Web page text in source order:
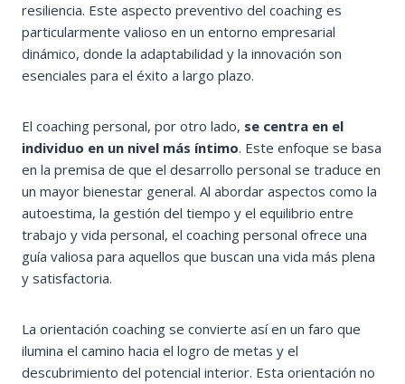
resiliencia. Este aspecto preventivo del coaching es
particularmente valioso en un entorno empresarial
dinámico, donde la adaptabilidad y la innovación son
esenciales para el éxito a largo plazo.
El coaching personal, por otro lado, se centra en el
individuo en un nivel más íntimo. Este enfoque se basa
en la premisa de que el desarrollo personal se traduce en
un mayor bienestar general. Al abordar aspectos como la
autoestima, la gestión del tiempo y el equilibrio entre
trabajo y vida personal, el coaching personal ofrece una
guía valiosa para aquellos que buscan una vida más plena
y satisfactoria.
La orientación coaching se convierte así en un faro que
ilumina el camino hacia el logro de metas y el
descubrimiento del potencial interior. Esta orientación no